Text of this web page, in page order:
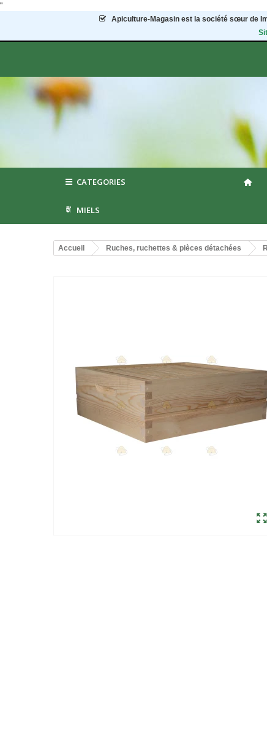
"
Apiculture-Magasin est la société sœur de
CATEGORIES
MIELS
Accueil Ruches, ruchettes & pièces détachées